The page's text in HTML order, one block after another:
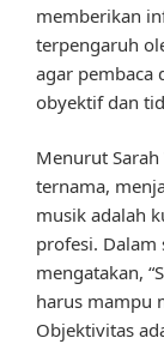
memberikan
terpengaruh
agar pembaca
obyektif dan
Menurut
ternama,
musik adalah
profesi. Dalam
mengatakan,
harus mampu
Objektivitas